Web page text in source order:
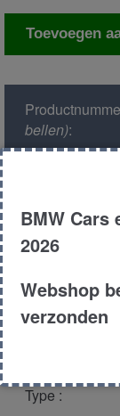
Computer
Toevoegen
bellen):
Kleur :
Carroserie :
Type :
BMW
2026
Webshop
verzonden